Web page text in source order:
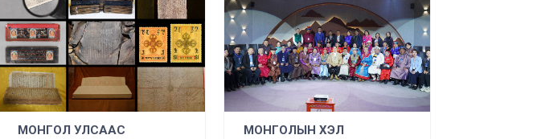
МОНГОЛ УЛСААС
МОНГОЛЫН ХЭЛ